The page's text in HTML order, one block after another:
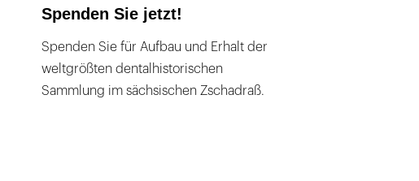
Spenden Sie jetzt!
Spenden Sie für Aufbau und Erhalt der
weltgrößten dentalhistorischen
Sammlung im sächsischen Zschadraß.